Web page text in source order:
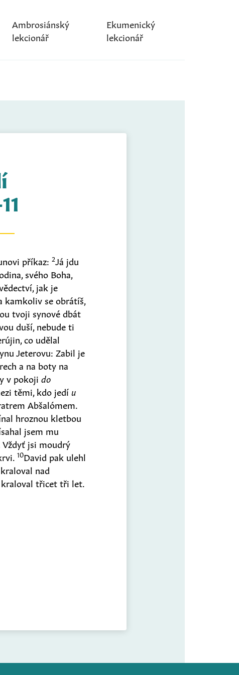
Ambrosiánský
lekcionář
Ekumenický
lekcionář
příkaz:2Já jdu
svého Boha,
jak je
kamkoliv se obrátíš,
tvoji synové dbát
duší, nebude ti
co udělal
Jeterovu: Zabil je
a na boty na
v pokojido
těmi, kdo jedíu
Abšalómem.
hroznou kletbou
jsem mu
Vždyť jsi moudrý
10David pak ulehl
nad
kraloval třicet tři let.